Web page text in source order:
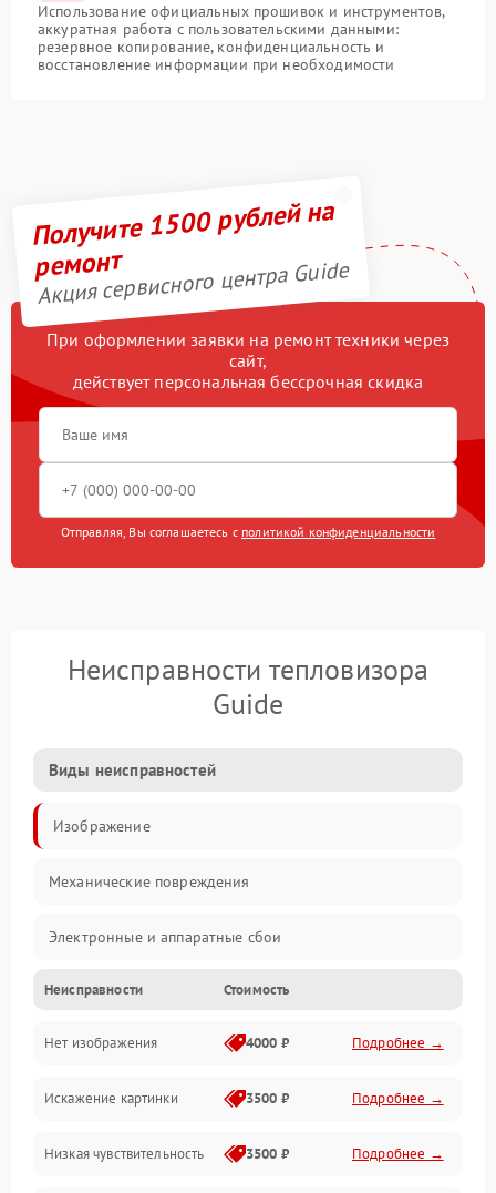
Использование официальных прошивок и инструментов,
аккуратная работа с пользовательскими данными:
резервное копирование, конфиденциальность и
восстановление информации при необходимости
Получите 1500 рублей на
ремонт
Акция сервисного центра Guide
При оформлении заявки на ремонт техники через
сайт,
действует персональная бессрочная скидка
Отправляя, Вы соглашаетесь с политикой конфиденциальности
Неисправности тепловизора
Guide
Виды неисправностей
Изображение
Механические повреждения
Электронные и аппаратные сбои
Неисправности сенсора и оптики
Программные ошибки
Электропитание
Измерения
Неисправности Стоимость
Нет изображения 4000 ₽ Подробнее →
Искажение картинки 3500 ₽ Подробнее →
Низкая чувствительность 3500 ₽ Подробнее →